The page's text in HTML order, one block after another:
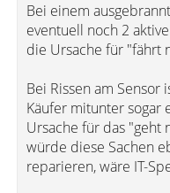
Bei einem
eventuell noch 2
die Ursache für "fährt
Bei Rissen am Sensor
Käufer mitunter sogar
Ursache für das "geht
würde diese Sachen
reparieren, wäre IT-